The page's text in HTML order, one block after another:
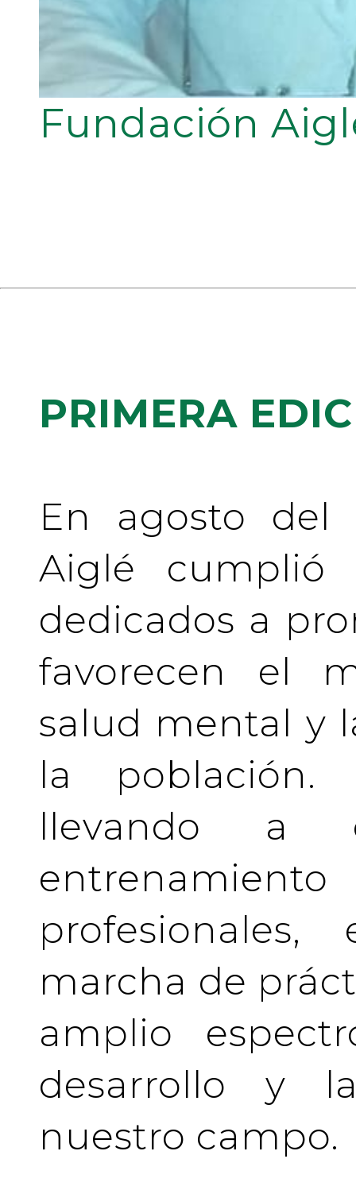
Fundación
PRIMERA
En agosto del
Aiglé
dedicados a
favorecen el
salud mental y
la población.
llevando a
marcha de
amplio
desarrollo y
nuestro campo.